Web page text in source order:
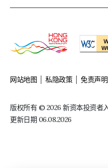
网站地图 私隐政策 免责声
版权所有 © 2026 新资本投资者
更新日期 06.08.2026